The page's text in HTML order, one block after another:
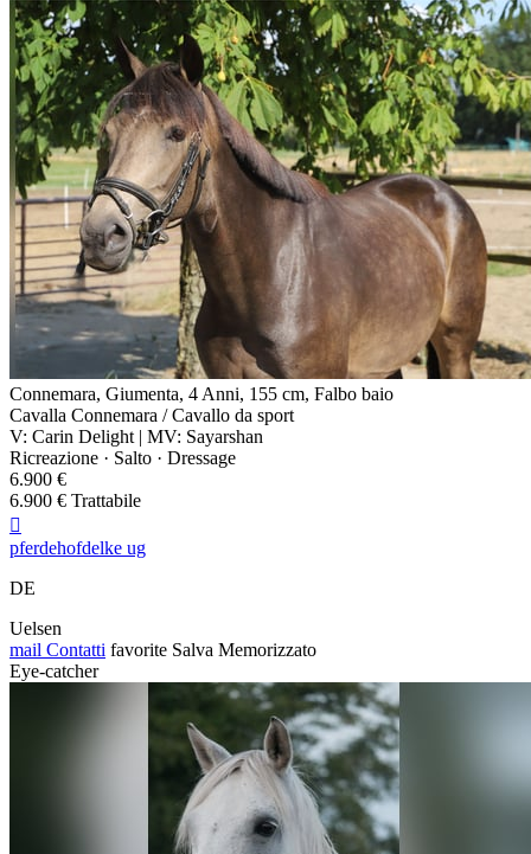
Connemara, Giumenta, 4 Anni, 155 cm, Falbo baio
Cavalla Connemara / Cavallo da sport
V: Carin Delight | MV: Sayarshan
Ricreazione · Salto · Dressage
6.900 €
6.900 € Trattabile

pferdehofdelke ug
DE
Uelsen
mail Contatti favorite Salva Memorizzato
Eye-catcher